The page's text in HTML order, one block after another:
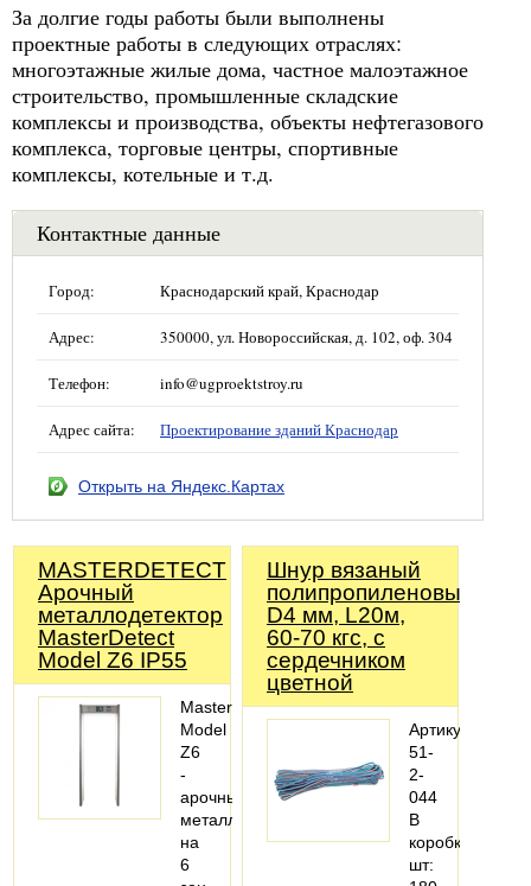
За долгие годы работы были выполнены
проектные работы в следующих отраслях:
многоэтажные жилые дома, частное малоэтажное
строительство, промышленные складские
комплексы и производства, объекты нефтегазового
комплекса, торговые центры, спортивные
комплексы, котельные и т.д.
Контактные данные
Город: Краснодарский край, Краснодар
Адрес: 350000, ул. Новороссийская, д. 102, оф. 304
Телефон: info@ugproektstroy.ru
Адрес сайта: Проектирование зданий Краснодар
Открыть на Яндекс.Картах
MASTERDETECT
Арочный
металлодетектор
MasterDetect
Model Z6 IP55
MasterDetect
Model
Z6
-
арочный
металлодетектор
на
6
Шнур вязаный
полипропиленовый,
D4 мм, L20м,
60-70 кгс, с
сердечником
цветной
Артикул:
51-
2-
044
В
коробке,
шт: